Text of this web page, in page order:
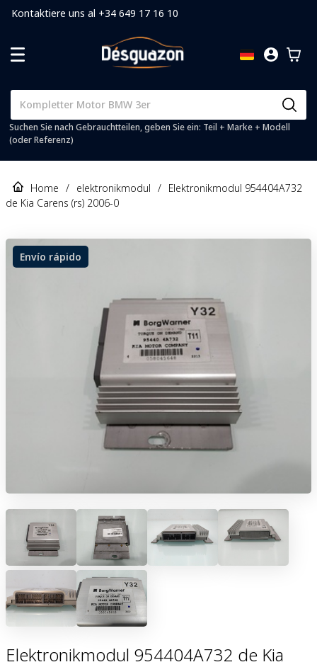
Kontaktiere uns al +34 649 17 16 10
Suchen Sie nach Gebrauchtteilen, geben Sie ein: Teil + Marke + Modell
(oder Referenz)
Home / elektronikmodul / Elektronikmodul 954404A732
de Kia Carens (rs) 2006-0
Envío rápido
Elektronikmodul 954404A732 de Kia